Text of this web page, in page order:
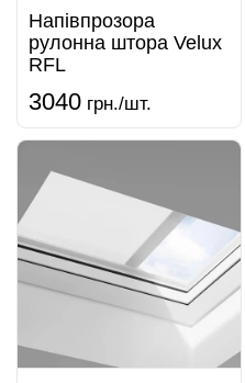
Напівпрозора
рулонна штора Velux
RFL
3040 грн./шт.